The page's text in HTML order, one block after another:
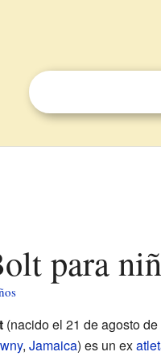
para
(nacido el 21 de agosto
, Jamaica) es un ex